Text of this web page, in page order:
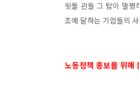
윗돌 괸들 그 탑이 멀쩡
조에 달하는 기업들의
노동정책 홍보를 위해